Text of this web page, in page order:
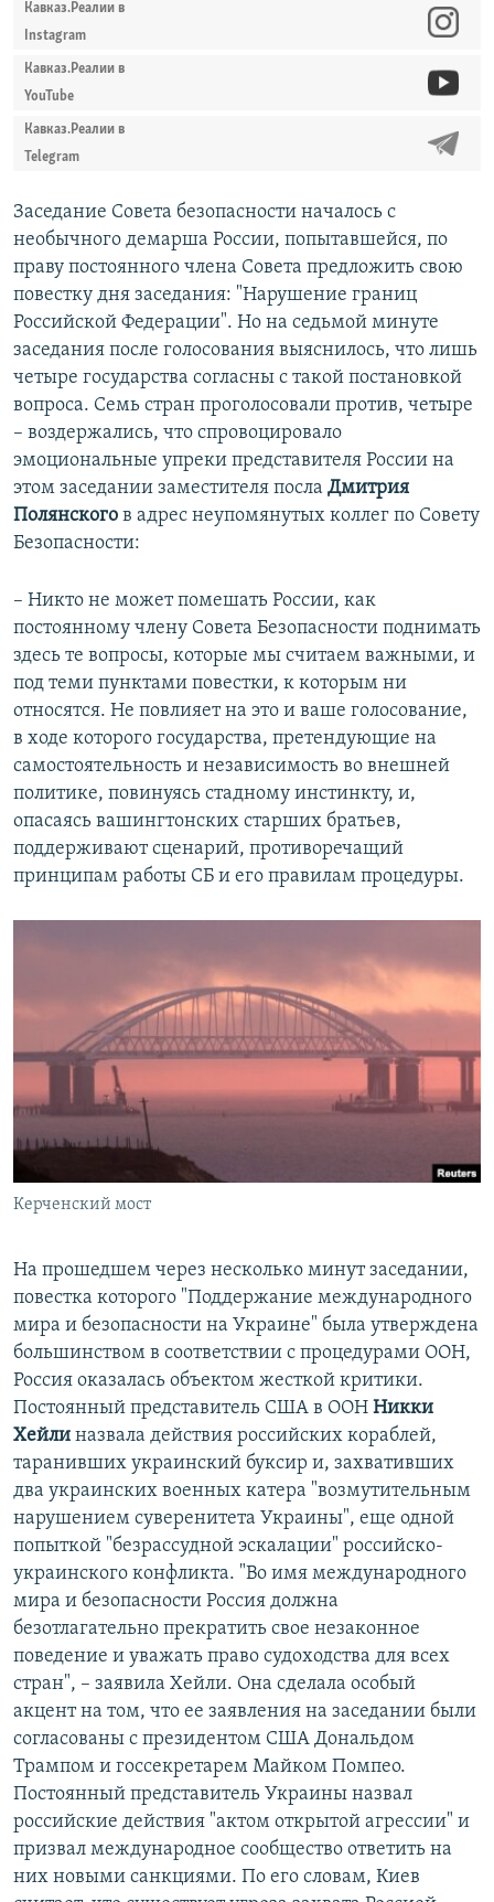
Кавказ.Реалии в
Instagram
Кавказ.Реалии в
YouTube
Кавказ.Реалии в
Telegram
Заседание Совета безопасности началось с
необычного демарша России, попытавшейся, по
праву постоянного члена Совета предложить свою
повестку дня заседания: "Нарушение границ
Российской Федерации". Но на седьмой минуте
заседания после голосования выяснилось, что лишь
четыре государства согласны с такой постановкой
вопроса. Семь стран проголосовали против, четыре
– воздержались, что спровоцировало
эмоциональные упреки представителя России на
этом заседании заместителя посла Дмитрия
Полянского в адрес неупомянутых коллег по Совету
Безопасности:
– Никто не может помешать России, как
постоянному члену Совета Безопасности поднимать
здесь те вопросы, которые мы считаем важными, и
под теми пунктами повестки, к которым ни
относятся. Не повлияет на это и ваше голосование,
в ходе которого государства, претендующие на
самостоятельность и независимость во внешней
политике, повинуясь стадному инстинкту, и,
опасаясь вашингтонских старших братьев,
поддерживают сценарий, противоречащий
принципам работы СБ и его правилам процедуры.
Керченский мост
На прошедшем через несколько минут заседании,
повестка которого "Поддержание международного
мира и безопасности на Украине" была утверждена
большинством в соответствии с процедурами ООН,
Россия оказалась объектом жесткой критики.
Постоянный представитель США в ООН Никки
Хейли назвала действия российских кораблей,
таранивших украинский буксир и, захвативших
два украинских военных катера "возмутительным
нарушением суверенитета Украины", еще одной
попыткой "безрассудной эскалации" российско-
украинского конфликта. "Во имя международного
мира и безопасности Россия должна
безотлагательно прекратить свое незаконное
поведение и уважать право судоходства для всех
стран", – заявила Хейли. Она сделала особый
акцент на том, что ее заявления на заседании были
согласованы с президентом США Дональдом
Трампом и госсекретарем Майком Помпео.
Постоянный представитель Украины назвал
российские действия "актом открытой агрессии" и
призвал международное сообщество ответить на
них новыми санкциями. По его словам, Киев